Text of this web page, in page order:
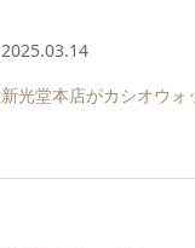
2025.03.14
新光堂本店がカシオウ